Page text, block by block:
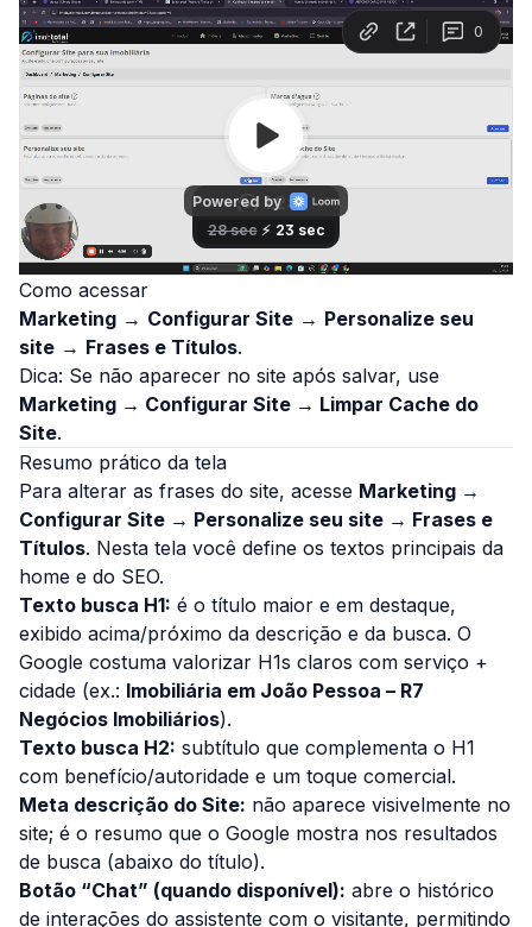
Como acessar
Marketing → Configurar Site → Personalize seu
site → Frases e Títulos.
Dica: Se não aparecer no site após salvar, use
Marketing → Configurar Site → Limpar Cache do
Site.
Resumo prático da tela
Para alterar as frases do site, acesse Marketing →
Configurar Site → Personalize seu site → Frases e
Títulos. Nesta tela você define os textos principais da
home e do SEO.
Texto busca H1: é o título maior e em destaque,
exibido acima/próximo da descrição e da busca. O
Google costuma valorizar H1s claros com serviço +
cidade (ex.: Imobiliária em João Pessoa – R7
Negócios Imobiliários).
Texto busca H2: subtítulo que complementa o H1
com benefício/autoridade e um toque comercial.
Meta descrição do Site: não aparece visivelmente no
site; é o resumo que o Google mostra nos resultados
de busca (abaixo do título).
Botão “Chat” (quando disponível): abre o histórico
de interações do assistente com o visitante, permitindo